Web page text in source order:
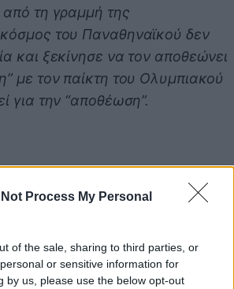
Not Process My Personal
of the sale, sharing to third parties, or
or sensitive information for
by us, please use the below opt-out
τη γραμμή της
του Παναθηναϊκού δεν
και ξεκίνησε να τον αποθεώνει
με τον παίκτη του Ολυμπιακού
για την “αποθέωση”.